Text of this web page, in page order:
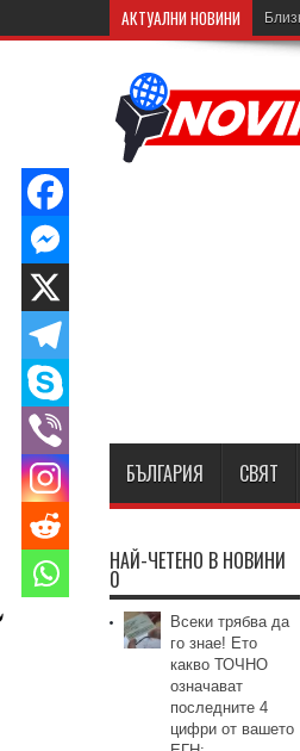
АКТУАЛНИ НОВИНИ
БЪЛГАРИЯ СВЯТ
НАЙ-ЧЕТЕНО В НОВИНИ
0
Всеки трябва да
го знае! Ето
какво ТОЧНО
означават
последните 4
цифри от вашето